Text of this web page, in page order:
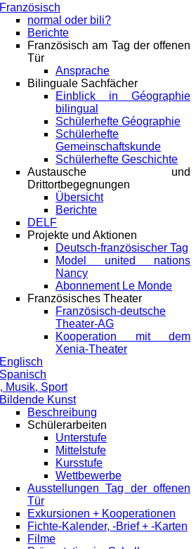
Französisch
normal oder bili?
Berichte
Französisch am Tag der offenen
Tür
Ansprache
Bilinguale Sachfächer
Einblick in Géographie
bilingual
Schülerhefte Géographie
Schülerhefte
Gemeinschaftskunde
Schülerhefte Geschichte
Austausche und
Drittortbegegnungen
Übersicht
Berichte
DELF
Projekte und Aktionen
Deutsch-französischer Tag
Model united nations
Nancy
Abonnement Le Monde
Französisches Theater
Französisch-deutsche
Theater-AG
Kooperation mit dem
Xenia-Theater
Englisch
Spanisch
Musik, Sport
Bildende Kunst
Beschreibung
Schülerarbeiten
Unterstufe
Mittelstufe
Kursstufe
Wettbewerbe
Ausstellungen Tag der offenen
Tür
Exkursionen + Kooperationen
Fichte-Kalender, -Brief + -Karten
Filme